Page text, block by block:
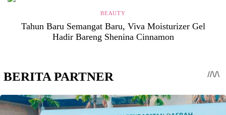
BEAUTY
Tahun Baru Semangat Baru, Viva Moisturizer Gel
Hadir Bareng Shenina Cinnamon